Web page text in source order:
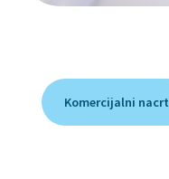
Komercijalni nacrt